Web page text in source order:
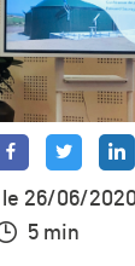
le 26/06/2020
5 min